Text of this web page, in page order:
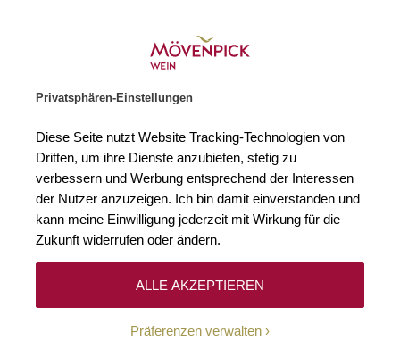
Privatsphären-Einstellungen
Diese Seite nutzt Website Tracking-Technologien von
Dritten, um ihre Dienste anzubieten, stetig zu
verbessern und Werbung entsprechend der Interessen
der Nutzer anzuzeigen. Ich bin damit einverstanden und
kann meine Einwilligung jederzeit mit Wirkung für die
Zukunft widerrufen oder ändern.
Präferenzen verwalten
ALLE AKZEPTIEREN
Zum Ende der Bildgalerie springen
Zum Anfang der